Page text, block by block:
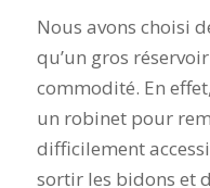
Nous avons choisi
qu’un gros
commodité. En
un robinet pour
difficilement
sortir les bidons et